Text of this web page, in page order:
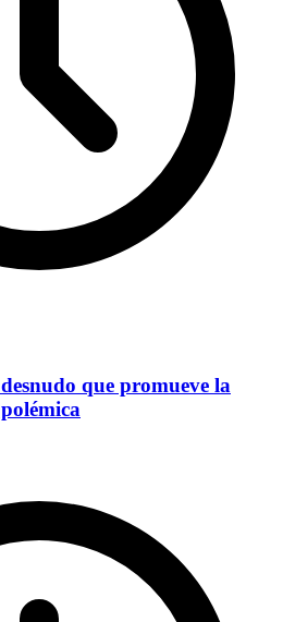
que promueve la